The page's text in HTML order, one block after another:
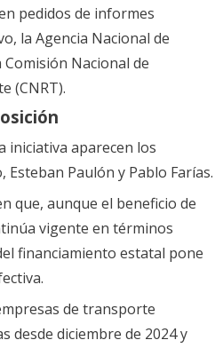
pedidos de informes
la Agencia Nacional de
Comisión Nacional de
(CNRT).
iniciativa aparecen los
Paulón y Pablo Farías.
que, aunque el beneficio de
vigente en términos
financiamiento estatal pone
de transporte
desde diciembre de 2024 y